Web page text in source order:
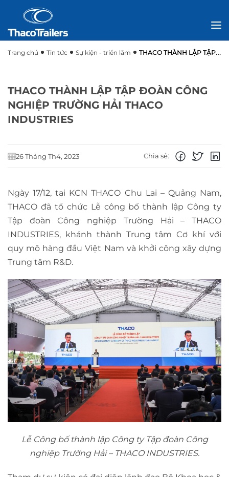
Trang chủ Tin tức Sự kiện - triển lãm
THACO THÀNH LẬP TẬP
THACO THÀNH LẬP TẬP ĐOÀN CÔNG
NGHIỆP TRƯỜNG HẢI THACO
INDUSTRIES
26 Tháng Th4, 2023 Chia sẻ:
Ngày 17/12, tại KCN THACO Chu Lai – Quảng Nam,
THACO đã tổ chức Lễ công bố thành lập Công ty
Tập đoàn Công nghiệp Trường Hải – THACO
INDUSTRIES, khánh thành Trung tâm Cơ khí với
quy mô hàng đầu Việt Nam và khởi công xây dựng
Trung tâm R&D.
Lễ Công bố thành lập Công ty Tập đoàn Công
nghiệp Trường Hải – THACO INDUSTRIES.